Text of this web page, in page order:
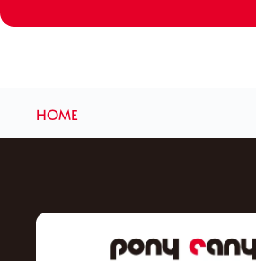
HOME